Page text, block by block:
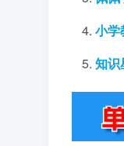
小学
知识